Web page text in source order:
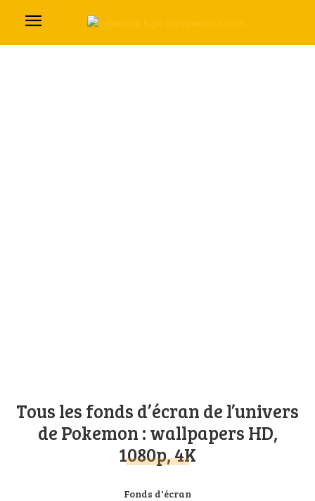
Tous les fonds d’écran de l’univers
de Pokemon : wallpapers HD,
1080p, 4K
Fonds d'écran